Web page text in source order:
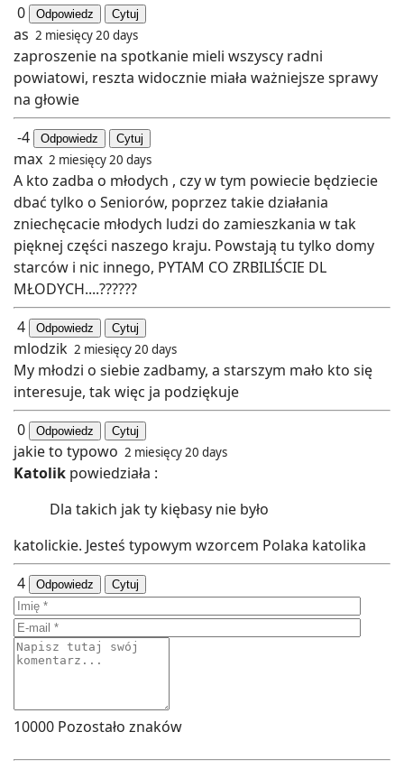
0
Odpowiedz Cytuj
as 2 miesięcy 20 days
zaproszenie na spotkanie mieli wszyscy radni
powiatowi, reszta widocznie miała ważniejsze sprawy
na głowie
-4
Odpowiedz Cytuj
max 2 miesięcy 20 days
A kto zadba o młodych , czy w tym powiecie będziecie
dbać tylko o Seniorów, poprzez takie działania
zniechęcacie młodych ludzi do zamieszkania w tak
pięknej części naszego kraju. Powstają tu tylko domy
starców i nic innego, PYTAM CO ZRBILIŚCIE DL
MŁODYCH....??????
4
Odpowiedz Cytuj
mlodzik 2 miesięcy 20 days
My młodzi o siebie zadbamy, a starszym mało kto się
interesuje, tak więc ja podziękuje
0
Odpowiedz Cytuj
jakie to typowo 2 miesięcy 20 days
Katolik powiedziała :
Dla takich jak ty kiębasy nie było
katolickie. Jesteś typowym wzorcem Polaka katolika
4
Odpowiedz Cytuj
10000 Pozostało znaków